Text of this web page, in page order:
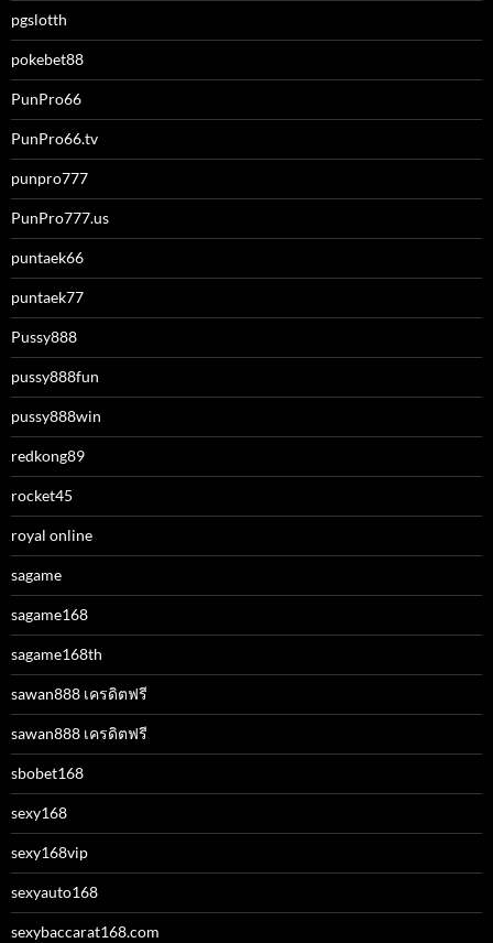
pgslotth
pokebet88
PunPro66
PunPro66.tv
punpro777
PunPro777.us
puntaek66
puntaek77
Pussy888
pussy888fun
pussy888win
redkong89
rocket45
royal online
sagame
sagame168
sagame168th
sawan888 เครดิตฟรี
sawan888 เครดิตฟรี
sbobet168
sexy168
sexy168vip
sexyauto168
sexybaccarat168.com